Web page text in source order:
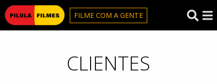
Pilula Filmes
FILME COM A GENTE
CLIENTES